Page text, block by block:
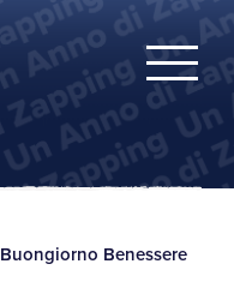
Buongiorno Benessere